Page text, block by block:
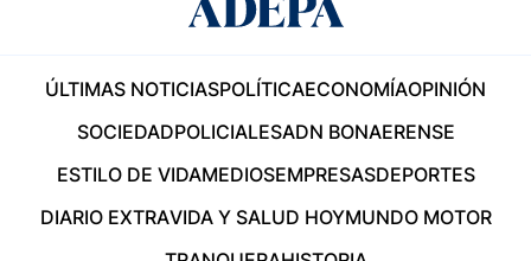
ÚLTIMAS NOTICIASPOLÍTICAECONOMÍAOPINIÓN
SOCIEDADPOLICIALESADN BONAERENSE
ESTILO DE VIDAMEDIOSEMPRESASDEPORTES
DIARIO EXTRAVIDA Y SALUD HOYMUNDO MOTOR